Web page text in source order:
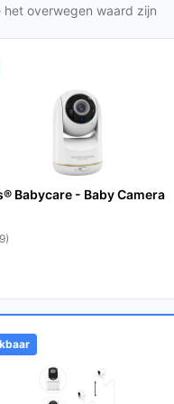
ideaal voor de
vragen
en zorg kan de
meegaan. De
gebruik in grote
voor grotere
is.
Clear 70 biedt een
een storingsvrije
het overwegen waard zijn
Babycare - Baby Camera